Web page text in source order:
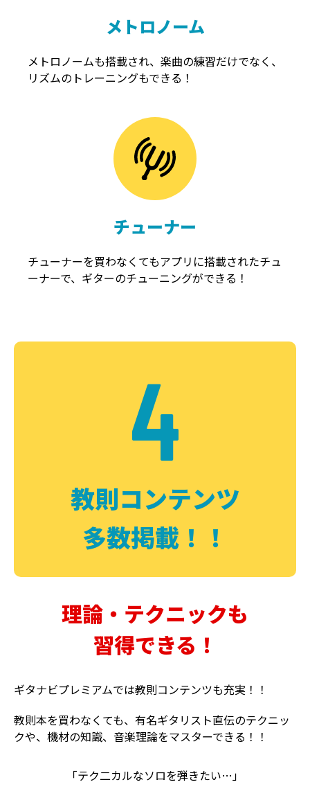
メトロノーム
メトロノームも搭載され、楽曲の練習だけでなく、
リズムのトレーニングもできる！
チューナー
チューナーを買わなくてもアプリに搭載されたチュ
ーナーで、ギターのチューニングができる！
4
教則コンテンツ
多数掲載！！
理論・テクニックも
習得できる！
ギタナビプレミアムでは教則コンテンツも充実！！
教則本を買わなくても、有名ギタリスト直伝のテクニッ
クや、機材の知識、音楽理論をマスターできる！！
「テク二カルなソロを弾きたい…」